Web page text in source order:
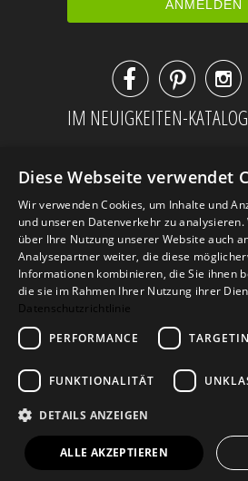

IM NEUIGKEITEN-
AGB Datenschutz
Kontakt
© 2026Design Geschenke
Shop
Diese Webseite verwendet
Wir verwenden Cookies, um Inhalte und
und unseren Datenverkehr zu
über Ihre Nutzung unserer Website auch
Analysepartner weiter, die diese
Informationen kombinieren, die Sie ihnen
die sie im Rahmen Ihrer Nutzung ihrer
Datenschutzrichtlinie
PERFORMANCE
FUNKTIONALITÄT
DETAILS ANZEIGEN
ALLE AKZEPTIEREN